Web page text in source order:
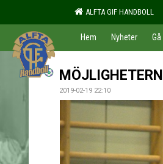
ALFTA GIF HANDBOLL
Hem Nyheter
2019-02-19 22:10